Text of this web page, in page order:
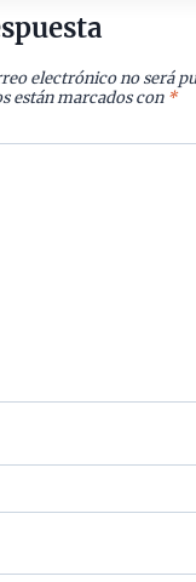
electrónico no será
están marcados con *